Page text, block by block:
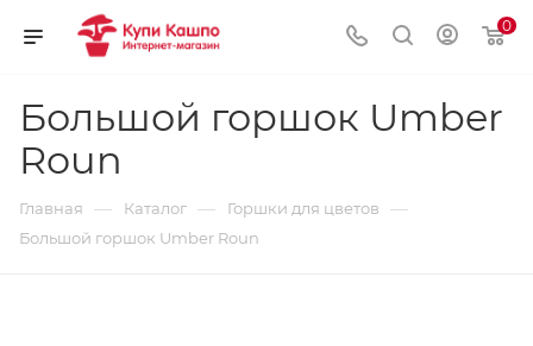
0
Большой горшок Umber
Roun
Главная — Каталог — Горшки для цветов —
Большой горшок Umber Roun